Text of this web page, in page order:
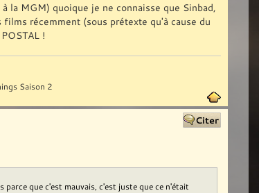
la MGM) quoique je ne connaisse que Sinbad,
récemment (sous prétexte qu'à cause du
!
Saison 2
que c'est mauvais, c'est juste que ce n'était